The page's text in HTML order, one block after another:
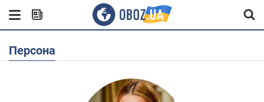
Персона